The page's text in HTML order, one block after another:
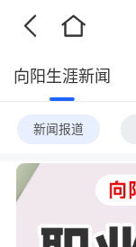
向阳生涯新闻
新闻报道